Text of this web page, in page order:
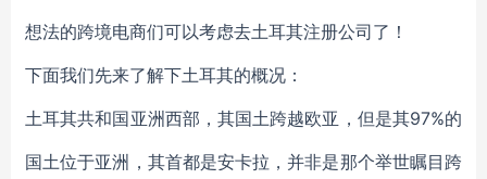
想法的跨境电商们可以考虑去土耳其注册公司了！
下面我们先来了解下土耳其的概况：
土耳其共和国亚洲西部，其国土跨越欧亚，但是其97%的
国土位于亚洲，其首都是安卡拉，并非是那个举世瞩目跨